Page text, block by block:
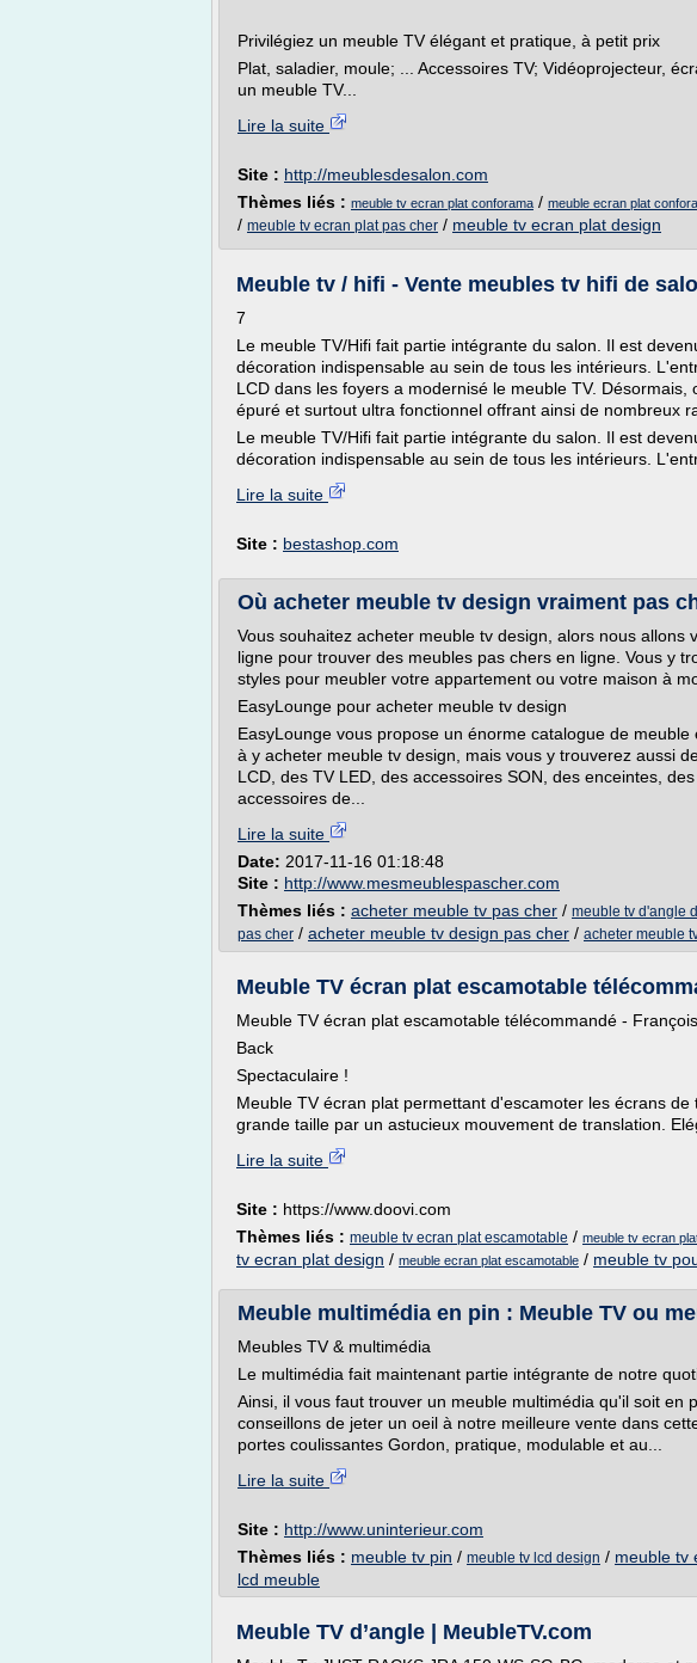
Privilégiez un meuble TV élégant et pratique, à petit prix
Plat, saladier, moule; ... Accessoires TV; Vidéoprojecteur,
un meuble TV...
Lire la suite
Site : http://meublesdesalon.com
Thèmes liés : meuble tv ecran plat conforama / meuble ecran plat
/ meuble tv ecran plat pas cher / meuble tv ecran plat design
Meuble tv / hifi - Vente meubles tv hifi de
7
Le meuble TV/Hifi fait partie intégrante du salon. Il est
décoration indispensable au sein de tous les intérieurs.
LCD dans les foyers a modernisé le meuble TV. Désormais,
épuré et surtout ultra fonctionnel offrant ainsi de nombreux
Le meuble TV/Hifi fait partie intégrante du salon. Il est
décoration indispensable au sein de tous les intérieurs.
Lire la suite
Site : bestashop.com
Où acheter meuble tv design vraiment pas
Vous souhaitez acheter meuble tv design, alors nous allons
ligne pour trouver des meubles pas chers en ligne. Vous y
styles pour meubler votre appartement ou votre maison à
EasyLounge pour acheter meuble tv design
EasyLounge vous propose un énorme catalogue de
à y acheter meuble tv design, mais vous y trouverez aussi
LCD, des TV LED, des accessoires SON, des enceintes,
accessoires de...
Lire la suite
Date: 2017-11-16 01:18:48
Site : http://www.mesmeublespascher.com
Thèmes liés : acheter meuble tv pas cher / meuble tv d'angle
pas cher / acheter meuble tv design pas cher / acheter meuble
Meuble TV écran plat escamotable
Meuble TV écran plat escamotable télécommandé -
Back
Spectaculaire !
Meuble TV écran plat permettant d'escamoter les écrans
grande taille par un astucieux mouvement de translation.
Lire la suite
Site : https://www.doovi.com
Thèmes liés : meuble tv ecran plat escamotable / meuble tv ecran
tv ecran plat design / meuble ecran plat escamotable / meuble tv
Meuble multimédia en pin : Meuble TV ou
Meubles TV & multimédia
Le multimédia fait maintenant partie intégrante de notre
Ainsi, il vous faut trouver un meuble multimédia qu'il soit en
conseillons de jeter un oeil à notre meilleure vente dans
portes coulissantes Gordon, pratique, modulable et au...
Lire la suite
Site : http://www.uninterieur.com
Thèmes liés : meuble tv pin / meuble tv lcd design / meuble tv
lcd meuble
Meuble TV d’angle | MeubleTV.com